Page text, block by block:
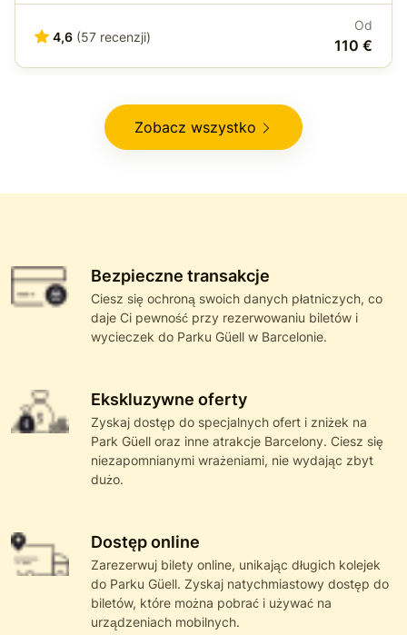
4,6 (57 recenzji)
Od
110 €
Zobacz wszystko
Bezpieczne transakcje
Ciesz się ochroną swoich danych płatniczych, co
daje Ci pewność przy rezerwowaniu biletów i
wycieczek do Parku Güell w Barcelonie.
Ekskluzywne oferty
Zyskaj dostęp do specjalnych ofert i zniżek na
Park Güell oraz inne atrakcje Barcelony. Ciesz się
niezapomnianymi wrażeniami, nie wydając zbyt
dużo.
Dostęp online
Zarezerwuj bilety online, unikając długich kolejek
do Parku Güell. Zyskaj natychmiastowy dostęp do
biletów, które można pobrać i używać na
urządzeniach mobilnych.